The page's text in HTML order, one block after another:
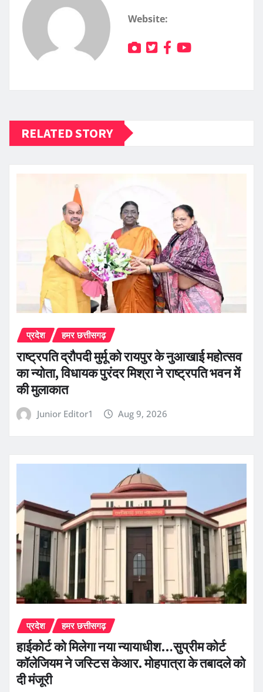
Website:
RELATED STORY
प्रदेश हमर छत्तीसगढ़
राष्ट्रपति द्रौपदी मुर्मू को रायपुर के नुआखाई महोत्सव
का न्योता, विधायक पुरंदर मिश्रा ने राष्ट्रपति भवन में
की मुलाकात
Junior Editor1 Aug 9, 2026
प्रदेश हमर छत्तीसगढ़
हाईकोर्ट को मिलेगा नया न्यायाधीश…सुप्रीम कोर्ट
कॉलेजियम ने जस्टिस केआर. मोहपात्रा के तबादले को
दी मंजूरी